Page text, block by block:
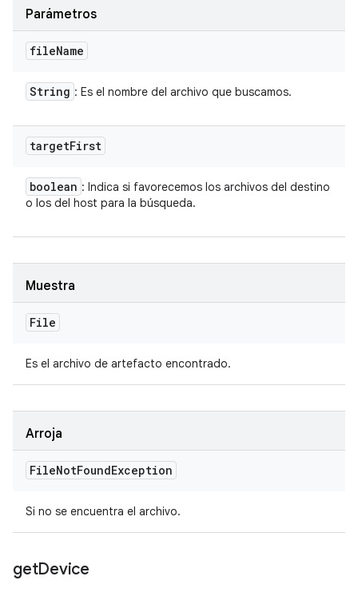
Parámetros
fileName
String : Es el nombre del archivo que buscamos.
targetFirst
boolean : Indica si favorecemos los archivos del destino
o los del host para la búsqueda.
Muestra
File
Es el archivo de artefacto encontrado.
Arroja
FileNotFoundException
Si no se encuentra el archivo.
getDevice